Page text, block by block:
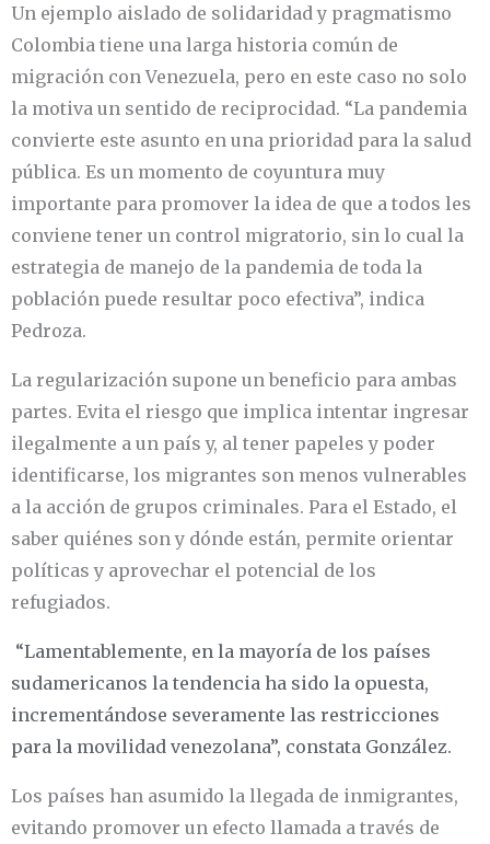
Un ejemplo aislado de solidaridad y pragmatismo
Colombia tiene una larga historia común de
migración con Venezuela, pero en este caso no solo
la motiva un sentido de reciprocidad. “La pandemia
convierte este asunto en una prioridad para la salud
pública. Es un momento de coyuntura muy
importante para promover la idea de que a todos les
conviene tener un control migratorio, sin lo cual la
estrategia de manejo de la pandemia de toda la
población puede resultar poco efectiva”, indica
Pedroza.
La regularización supone un beneficio para ambas
partes. Evita el riesgo que implica intentar ingresar
ilegalmente a un país y, al tener papeles y poder
identificarse, los migrantes son menos vulnerables
a la acción de grupos criminales. Para el Estado, el
saber quiénes son y dónde están, permite orientar
políticas y aprovechar el potencial de los
refugiados.
“Lamentablemente, en la mayoría de los países
sudamericanos la tendencia ha sido la opuesta,
incrementándose severamente las restricciones
para la movilidad venezolana”, constata González.
Los países han asumido la llegada de inmigrantes,
evitando promover un efecto llamada a través de